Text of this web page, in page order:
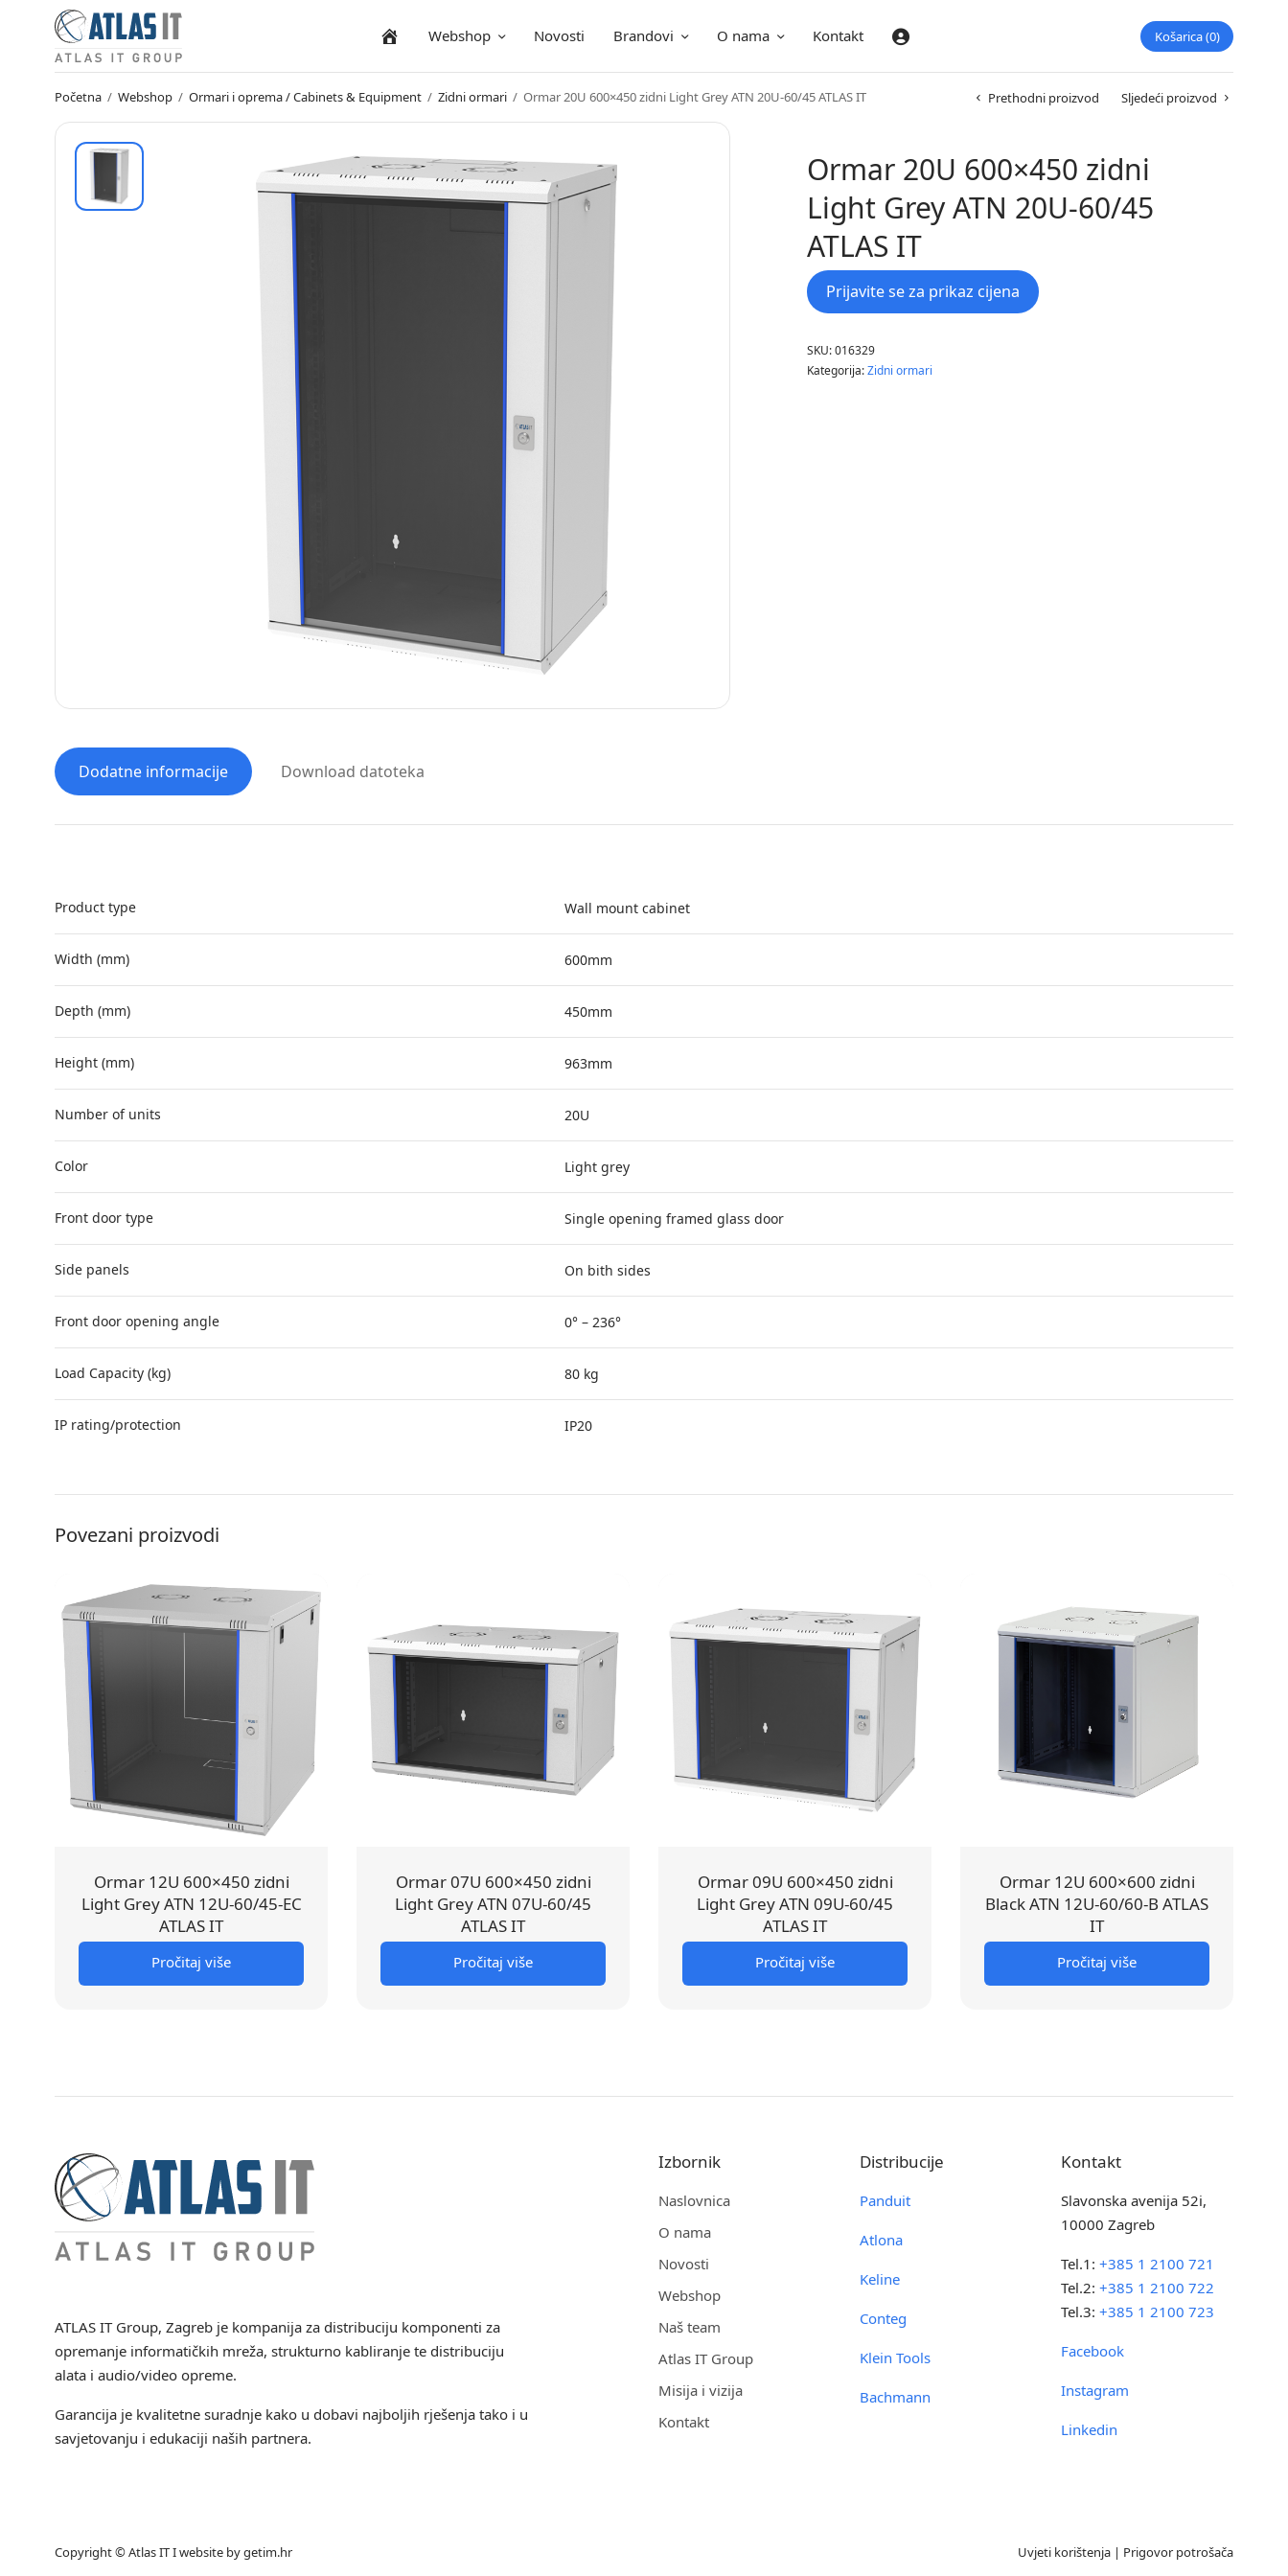
NaslovnicaWebshop Novosti Brandovi O nama Kontakt Prijava Košarica 0
Početna / Webshop / Ormari i oprema / Cabinets & Equipment / Zidni ormari / Ormar 20U 600×450 zidni Light Grey ATN 20U-60/45 ATLAS IT Prethodni proizvod Sljedeći proizvod
Ormar 20U 600×450 zidni
Light Grey ATN 20U-60/45
ATLAS IT
Prijavite se za prikaz cijena
SKU:016329
Kategorija:Zidni ormari
Dodatne informacije Download datoteka
Product type Wall mount cabinet
Width (mm) 600mm
Depth (mm) 450mm
Height (mm) 963mm
Number of units 20U
Color Light grey
Front door type Single opening framed glass door
Side panels On bith sides
Front door opening angle 0° – 236°
Load Capacity (kg) 80 kg
IP rating/protection IP20
Povezani proizvodi
Ormar 12U 600×450 zidni
Light Grey ATN 12U-60/45-EC
ATLAS IT
Pročitaj više
Ormar 07U 600×450 zidni
Light Grey ATN 07U-60/45
ATLAS IT
Pročitaj više
Ormar 09U 600×450 zidni
Light Grey ATN 09U-60/45
ATLAS IT
Pročitaj više
Ormar 12U 600×600 zidni
Black ATN 12U-60/60-B ATLAS
IT
Pročitaj više
ATLAS IT Group, Zagreb je kompanija za distribuciju komponenti za
opremanje informatičkih mreža, strukturno kabliranje te distribuciju
alata i audio/video opreme.
Garancija je kvalitetne suradnje kako u dobavi najboljih rješenja tako i u
savjetovanju i edukaciji naših partnera.
Izbornik
Naslovnica
O nama
Novosti
Webshop
Naš team
Atlas IT Group
Misija i vizija
Kontakt
Distribucije
Panduit
Atlona
Keline
Conteg
Klein Tools
Bachmann
Kontakt
Slavonska avenija 52i,
10000 Zagreb
Tel.1:+385 1 2100 721
Tel.2:+385 1 2100 722
Tel.3:+385 1 2100 723
Facebook
Instagram
Linkedin
Copyright © Atlas IT I website bygetim.hr Uvjeti korištenja | Prigovor potrošača